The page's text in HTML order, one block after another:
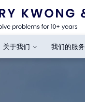
关于我们 我们的服务